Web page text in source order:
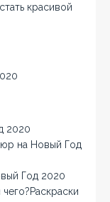
красивой
2020
на Новый Год
Год 2020
Раскраски